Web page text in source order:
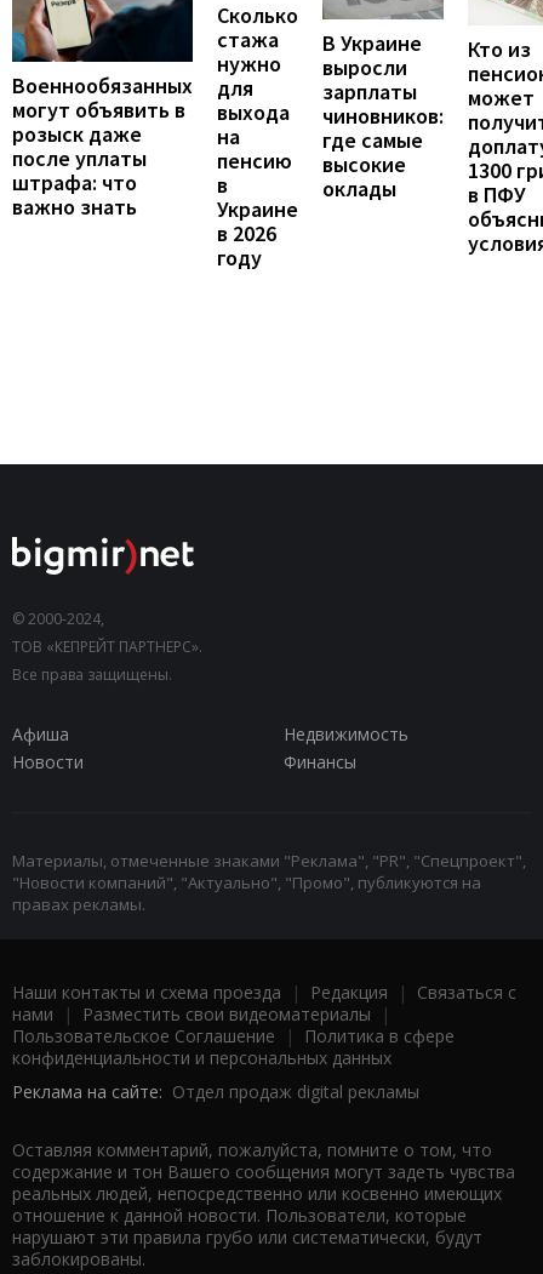
Военнообязанных
могут объявить в
розыск даже
после уплаты
штрафа: что
важно знать
Сколько
стажа
нужно
для
выхода
на
пенсию
в
Украине
в 2026
году
В Украине
выросли
зарплаты
чиновников:
где самые
высокие
оклады
Кто из
может
1300
в ПФУ
© 2000-2024,
ТОВ «КЕПРЕЙТ ПАРТНЕРС».
Все права защищены.
Афиша
Недвижимость
Новости
Финансы
Материалы, отмеченные знаками "Реклама", "PR", "Спецпроект",
"Новости компаний", "Актуально", "Промо", публикуются на
правах рекламы.
Наши контакты и схема проезда | Редакция | Связаться с
нами | Разместить свои видеоматериалы |
Пользовательское Соглашение |
Политика в сфере
конфиденциальности и персональных данных
Реклама на сайте: Отдел продаж digital рекламы
Оставляя комментарий, пожалуйста, помните о том, что
содержание и тон Вашего сообщения могут задеть чувства
реальных людей, непосредственно или косвенно имеющих
отношение к данной новости. Пользователи, которые
нарушают эти правила грубо или систематически, будут
заблокированы.